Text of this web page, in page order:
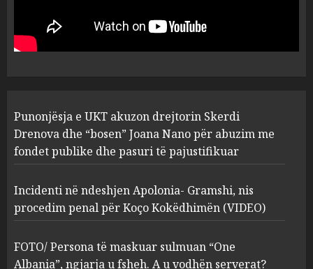
1
“bosen” Joana Nano për
abuzim me fondet publike dhe
pasuri të pajustifikuar
2
Apolonia- Gramshi, nis
procedim penal për Koço
Kokëdhimën (VIDEO)
MARCH 27, 2025
FOTO/ Persona të maskuar
sulmuan “One Albania”,
ngjarja u fsheh. A u vodhën
serverat?
Punonjësja e UKT akuzon drejtorin Skerdi
Drenova dhe “bosen” Joana Nano për abuzim me
fondet publike dhe pasuri të pajustifikuar
Incidenti në ndeshjen Apolonia- Gramshi, nis
procedim penal për Koço Kokëdhimën (VIDEO)
FOTO/ Persona të maskuar sulmuan “One
Albania”, ngjarja u fsheh. A u vodhën serverat?